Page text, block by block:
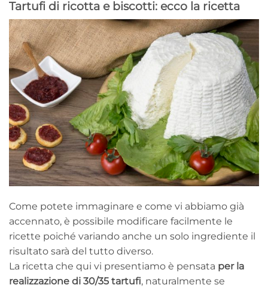
Tartufi di ricotta e biscotti: ecco la ricetta
Come potete immaginare e come vi abbiamo già
accennato, è possibile modificare facilmente le
ricette poiché variando anche un solo ingrediente il
risultato sarà del tutto diverso.
La ricetta che qui vi presentiamo è pensata per la
realizzazione di 30/35 tartufi, naturalmente se